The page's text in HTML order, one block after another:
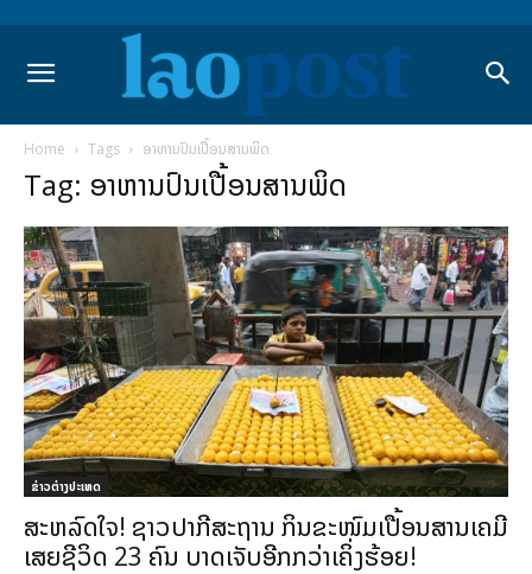
Home Tags ອາຫານປົນເປື້ອນສານພິດ
Tag: ອາຫານປົນເປື້ອນສານພິດ
ຂ່າວຕ່າງປະເທດ
ສະຫລົດໃຈ! ຊາວປາກີສະຖານ ກິນຂະໜົມເປື້ອນສານເຄມີ
ເສຍຊີວິດ 23 ຄົນ ບາດເຈັບອີກກວ່າເຄິ່ງຮ້ອຍ!